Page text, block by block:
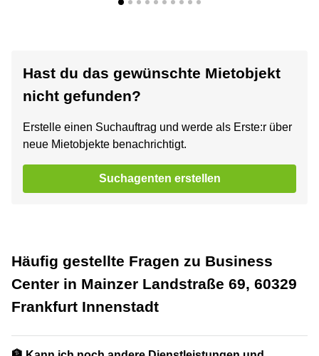
Hast du das gewünschte Mietobjekt
nicht gefunden?
Erstelle einen Suchauftrag und werde als Erste:r über
neue Mietobjekte benachrichtigt.
Suchagenten erstellen
Häufig gestellte Fragen zu Business
Center in Mainzer Landstraße 69, 60329
Frankfurt Innenstadt